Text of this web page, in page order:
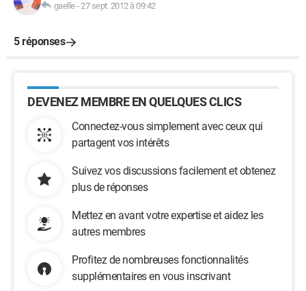
gaelle-27 sept. 2012 à 09:42
5 réponses
DEVENEZ MEMBRE EN QUELQUES CLICS
Connectez-vous simplement avec ceux qui
partagent vos intérêts
Suivez vos discussions facilement et obtenez
plus de réponses
Mettez en avant votre expertise et aidez les
autres membres
Profitez de nombreuses fonctionnalités
supplémentaires en vous inscrivant